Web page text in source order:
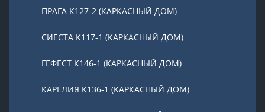
ПРАГА К127-2 (КАРКАСНЫЙ ДОМ)
СИЕСТА К117-1 (КАРКАСНЫЙ ДОМ)
ГЕФЕСТ К146-1 (КАРКАСНЫЙ ДОМ)
КАРЕЛИЯ К136-1 (КАРКАСНЫЙ ДОМ)